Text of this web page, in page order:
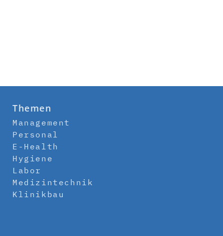
Themen
Management
Personal
E-Health
Hygiene
Labor
Medizintechnik
Klinikbau